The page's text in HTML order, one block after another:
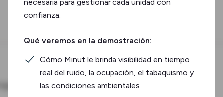
necesaria para gestionar cada unidad con
confianza.
Qué veremos en la demostración:
Cómo Minut le brinda visibilidad en tiempo
real del ruido, la ocupación, el tabaquismo y
las condiciones ambientales